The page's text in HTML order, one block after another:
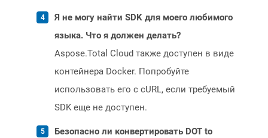
Я не могу найти SDK для моего любимого
языка. Что я должен делать?
Aspose.Total Cloud также доступен в виде
контейнера Docker. Попробуйте
использовать его с cURL, если требуемый
SDK еще не доступен.
Безопасно ли конвертировать DOT to